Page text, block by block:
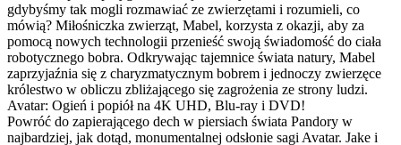
gdybyśmy tak mogli rozmawiać ze zwierzętami i rozumieli, co
mówią? Miłośniczka zwierząt, Mabel, korzysta z okazji, aby za
pomocą nowych technologii przenieść swoją świadomość do ciała
robotycznego bobra. Odkrywając tajemnice świata natury, Mabel
zaprzyjaźnia się z charyzmatycznym bobrem i jednoczy zwierzęce
królestwo w obliczu zbliżającego się zagrożenia ze strony ludzi.
Avatar: Ogień i popiół na 4K UHD, Blu-ray i DVD!
Powróć do zapierającego dech w piersiach świata Pandory w
najbardziej, jak dotąd, monumentalnej odsłonie sagi Avatar. Jake i